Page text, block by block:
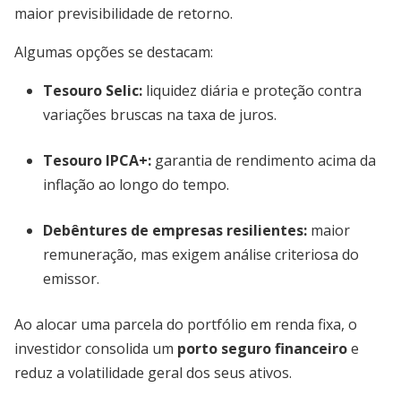
maior previsibilidade de retorno.
Algumas opções se destacam:
Tesouro Selic: liquidez diária e proteção contra
variações bruscas na taxa de juros.
Tesouro IPCA+: garantia de rendimento acima da
inflação ao longo do tempo.
Debêntures de empresas resilientes: maior
remuneração, mas exigem análise criteriosa do
emissor.
Ao alocar uma parcela do portfólio em renda fixa, o
investidor consolida um porto seguro financeiroe
reduz a volatilidade geral dos seus ativos.